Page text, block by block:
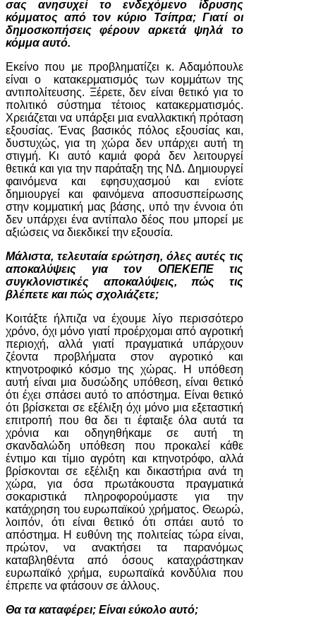
σας ανησυχεί το ενδεχόμενο ίδρυσης
κόμματος από τον κύριο Τσίπρα; Γιατί οι
δημοσκοπήσεις φέρουν αρκετά ψηλά το
κόμμα αυτό.
Εκείνο που με προβληματίζει κ. Αδαμόπουλε
είναι ο κατακερματισμός των κομμάτων της
αντιπολίτευσης. Ξέρετε, δεν είναι θετικό για το
πολιτικό σύστημα τέτοιος κατακερματισμός.
Χρειάζεται να υπάρξει μια εναλλακτική πρόταση
εξουσίας. Ένας βασικός πόλος εξουσίας και,
δυστυχώς, για τη χώρα δεν υπάρχει αυτή τη
στιγμή. Κι αυτό καμιά φορά δεν λειτουργεί
θετικά και για την παράταξη της ΝΔ. Δημιουργεί
φαινόμενα και εφησυχασμού και ενίοτε
δημιουργεί και φαινόμενα αποσυσπείρωσης
στην κομματική μας βάσης, υπό την έννοια ότι
δεν υπάρχει ένα αντίπαλο δέος που μπορεί με
αξιώσεις να διεκδικεί την εξουσία.
Μάλιστα, τελευταία ερώτηση, όλες αυτές τις
αποκαλύψεις για τον ΟΠΕΚΕΠΕ τις
συγκλονιστικές αποκαλύψεις, πώς τις
βλέπετε και πώς σχολιάζετε;
Κοιτάξτε ήλπιζα να έχουμε λίγο περισσότερο
χρόνο, όχι μόνο γιατί προέρχομαι από αγροτική
περιοχή, αλλά γιατί πραγματικά υπάρχουν
ζέοντα προβλήματα στον αγροτικό και
κτηνοτροφικό κόσμο της χώρας. Η υπόθεση
αυτή είναι μια δυσώδης υπόθεση, είναι θετικό
ότι έχει σπάσει αυτό το απόστημα. Είναι θετικό
ότι βρίσκεται σε εξέλιξη όχι μόνο μια εξεταστική
επιτροπή που θα δει τι έφταιξε όλα αυτά τα
χρόνια και οδηγηθήκαμε σε αυτή τη
σκανδαλώδη υπόθεση που προκαλεί κάθε
έντιμο και τίμιο αγρότη και κτηνοτρόφο, αλλά
βρίσκονται σε εξέλιξη και δικαστήρια ανά τη
χώρα, για όσα πρωτάκουστα πραγματικά
σοκαριστικά πληροφορούμαστε για την
κατάχρηση του ευρωπαϊκού χρήματος. Θεωρώ,
λοιπόν, ότι είναι θετικό ότι σπάει αυτό το
απόστημα. Η ευθύνη της πολιτείας τώρα είναι,
πρώτον, να ανακτήσει τα παρανόμως
καταβληθέντα από όσους καταχράστηκαν
ευρωπαϊκό χρήμα, ευρωπαϊκά κονδύλια που
έπρεπε να φτάσουν σε άλλους.
Θα τα καταφέρει; Είναι εύκολο αυτό;